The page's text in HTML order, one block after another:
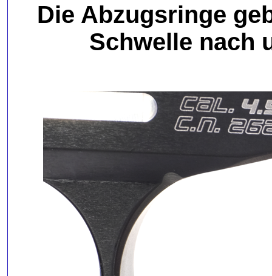
Die Abzugsringe
Schwelle nach